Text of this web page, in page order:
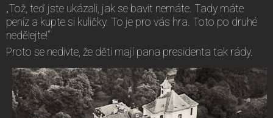
„Tož, teď jste ukázali, jak se bavit nemáte. Tady máte
peníz a kupte si kuličky. To je pro vás hra. Toto po druhé
nedělejte!“
Proto se nedivte, že děti mají pana presidenta tak rády.